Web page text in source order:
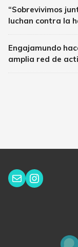
“Sobrevivimos
luchan contra la
Engajamundo
amplia red de
Correo electrónico
Instagram